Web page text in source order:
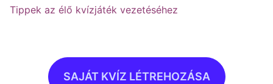
Tippek az élő kvízjáték vezetéséhez
SAJÁT KVÍZ LÉTREHOZÁSA